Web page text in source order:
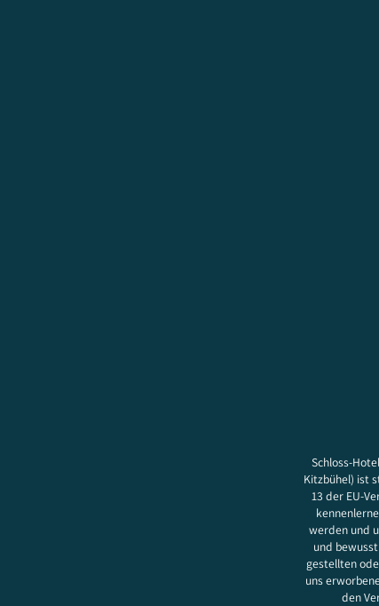
Schloss-
Kitzbühel) ist
13 der EU-
werden und
und
gestellten
uns
den